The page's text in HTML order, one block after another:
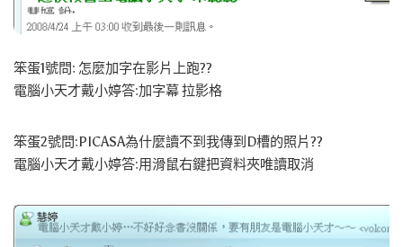
笨蛋1號問: 怎麼加字在影片上跑??
電腦小天才戴小婷答:加字幕 拉影格
笨蛋2號問:PICASA為什麼讀不到我傳到D槽的照片??
電腦小天才戴小婷答:用滑鼠右鍵把資料夾唯讀取消